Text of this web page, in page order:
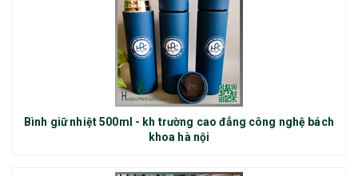
Bình giữ nhiệt 500ml - kh trường cao đẳng công nghệ bách
khoa hà nội